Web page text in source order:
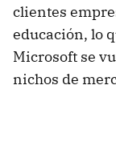
clientes
educación, lo
Microsoft se
nichos de